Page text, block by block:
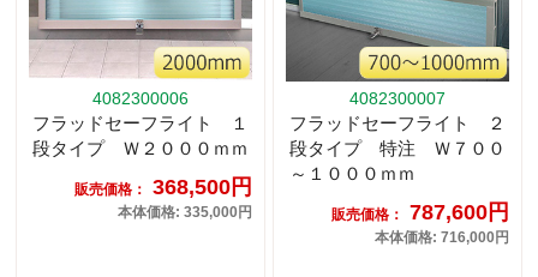
4082300006
フラッドセーフライト １
段タイプ Ｗ２０００ｍｍ
販売価格： 368,500円
本体価格: 335,000円
4082300007
フラッドセーフライト ２
段タイプ 特注 Ｗ７００
～１０００ｍｍ
販売価格： 787,600円
本体価格: 716,000円